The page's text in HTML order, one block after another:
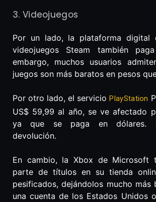
3. Videojuegos
Por un lado, la plataforma digital
videojuegos Steam también
embargo, muchos usuarios
juegos son más baratos en pesos
Por otro lado, el servicioPlayStation
US$ 59,99 al año, se ve afectado
ya que se paga en dólares.
devolución.
En cambio, la Xbox de Microsoft
parte de títulos en su tienda
pesificados, dejándolos mucho más
una cuenta de los Estados Unidos